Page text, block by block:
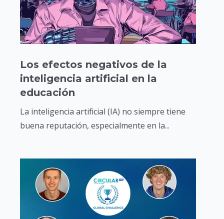
Los efectos negativos de la
inteligencia artificial en la
educación
La inteligencia artificial (IA) no siempre tiene
buena reputación, especialmente en la...